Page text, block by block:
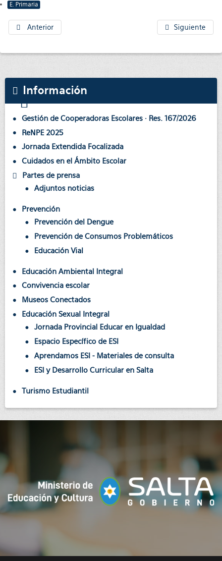
E. Primaria
Anterior Siguiente
Información
Gestión de Cooperadoras Escolares · Res. 167/2026
ReNPE 2025
Jornada Extendida Focalizada
Cuidados en el Ámbito Escolar
Partes de prensa
Adjuntos noticias
Prevención
Prevención del Dengue
Prevención de Consumos Problemáticos
Educación Vial
Educación Ambiental Integral
Convivencia escolar
Museos Conectados
Educación Sexual Integral
Jornada Provincial Educar en Igualdad
Espacio Específico de ESI
Aprendamos ESI - Materiales de consulta
ESI y Desarrollo Curricular en Salta
Turismo Estudiantil